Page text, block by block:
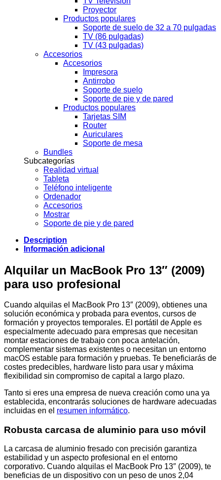
Proyector
Productos populares
Soporte de suelo de 32 a 70 pulgadas
TV (86 pulgadas)
TV (43 pulgadas)
Accesorios
Accesorios
Impresora
Antirrobo
Soporte de suelo
Soporte de pie y de pared
Productos populares
Tarjetas SIM
Router
Auriculares
Soporte de mesa
Bundles
Subcategorías
Realidad virtual
Tableta
Teléfono inteligente
Ordenador
Accesorios
Mostrar
Soporte de pie y de pared
Description
Información adicional
Alquilar un MacBook Pro 13″ (2009)
para uso profesional
Cuando alquilas el MacBook Pro 13″ (2009), obtienes una
solución económica y probada para eventos, cursos de
formación y proyectos temporales. El portátil de Apple es
especialmente adecuado para empresas que necesitan
montar estaciones de trabajo con poca antelación,
complementar sistemas existentes o necesitan un entorno
macOS estable para formación y pruebas. Te beneficiarás de
costes predecibles, hardware listo para usar y máxima
flexibilidad sin compromiso de capital a largo plazo.
Tanto si eres una empresa de nueva creación como una ya
establecida, encontrarás soluciones de hardware adecuadas
incluidas en el resumen informático.
Robusta carcasa de aluminio para uso móvil
La carcasa de aluminio fresado con precisión garantiza
estabilidad y un aspecto profesional en el entorno
corporativo. Cuando alquilas el MacBook Pro 13″ (2009), te
beneficias de un dispositivo con un peso de unos 2,04